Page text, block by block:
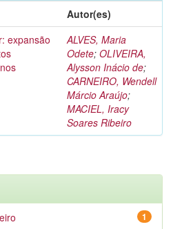
Autor(es)
expansão
ALVES, Maria
Odete; OLIVEIRA,
Alysson Inácio de;
CARNEIRO, Wendell
Márcio Araújo;
MACIEL, Iracy
Soares Ribeiro
1